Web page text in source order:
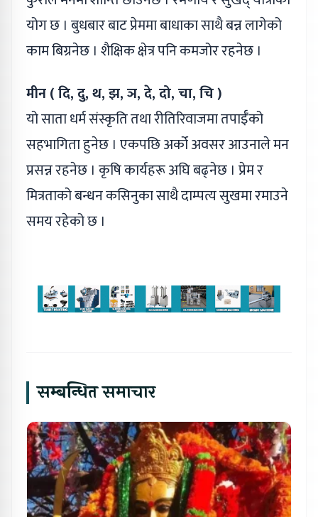
योग छ । बुधबार बाट प्रेममा बाधाका साथै बन्न लागेको
काम बिग्रनेछ । शैक्षिक क्षेत्र पनि कमजोर रहनेछ ।
मीन ( दि, दु, थ, झ, ञ, दे, दो, चा, चि )
यो साता धर्म संस्कृति तथा रीतिरिवाजमा तपाईँको
सहभागिता हुनेछ । एकपछि अर्को अवसर आउनाले मन
प्रसन्न रहनेछ । कृषि कार्यहरू अघि बढ्नेछ । प्रेम र
मित्रताको बन्धन कसिनुका साथै दाम्पत्य सुखमा रमाउने
समय रहेको छ ।
सम्बन्धित समाचार